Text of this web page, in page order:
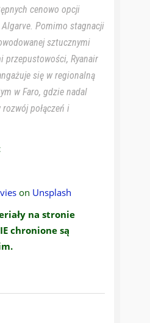
cenowo opcji
Pomimo stagnacji
sztucznymi
przepustowości, Ryanair
się w regionalną
w Faro, gdzie nadal
połączeń i
on Unsplash
na stronie
chronione są